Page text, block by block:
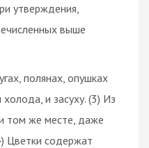
утверждения,
выше
полянах, опушках
и засуху. (3) Из
том же месте, даже
Цветки содержат